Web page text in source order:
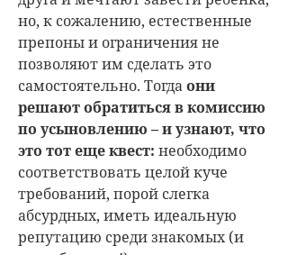
но, к сожалению, естественные
препоны и ограничения не
позволяют им сделать это
самостоятельно. Тогдаони
решают обратиться в комиссию
по усыновлению – и узнают, что
это тот еще квест: необходимо
соответствовать целой куче
требований, порой слегка
абсурдных, иметь идеальную
репутацию среди знакомых (и